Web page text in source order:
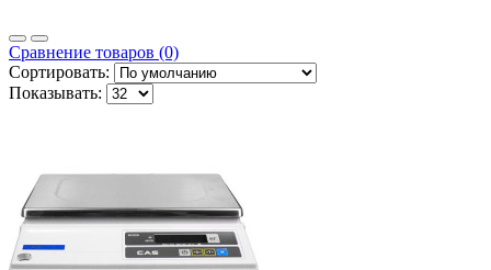
Сравнение товаров (0)
Сортировать:
Показывать: